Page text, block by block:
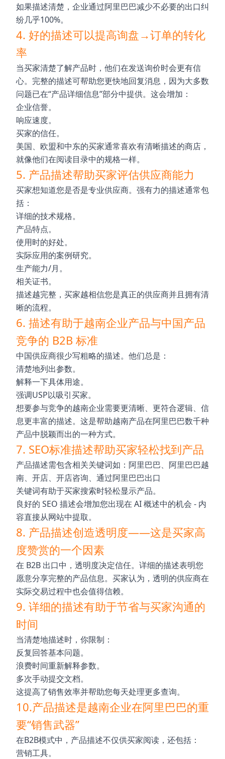
如果描述清楚，企业通过阿里巴巴减少不必要的出口纠
纷几乎100%。
4. 好的描述可以提高询盘→订单的转化
率
当买家清楚了解产品时，他们在发送询价时会更有信
心。完整的描述可帮助您更快地回复消息，因为大多数
问题已在“产品详细信息”部分中提供。这会增加：
企业信誉。
响应速度。
买家的信任。
美国、欧盟和中东的买家通常喜欢有清晰描述的商店，
就像他们在阅读目录中的规格一样。
5. 产品描述帮助买家评估供应商能力
买家想知道您是否是专业供应商。强有力的描述通常包
括：
详细的技术规格。
产品特点。
使用时的好处。
实际应用的案例研究。
生产能力/月。
相关证书。
描述越完整，买家越相信您是真正的供应商并且拥有清
晰的流程。
6. 描述有助于越南企业产品与中国产品
竞争的 B2B 标准
中国供应商很少写粗略的描述。他们总是：
清楚地列出参数。
解释一下具体用途。
强调USP以吸引买家。
想要参与竞争的越南企业需要更清晰、更符合逻辑、信
息更丰富的描述。这是帮助越南产品在阿里巴巴数千种
产品中脱颖而出的一种方式。
7. SEO标准描述帮助买家轻松找到产品
产品描述需包含相关关键词如：阿里巴巴、阿里巴巴越
南、开店、开店咨询、通过阿里巴巴出口
关键词有助于买家搜索时轻松显示产品。
良好的 SEO 描述会增加您出现在 AI 概述中的机会 - 内
容直接从网站中提取。
8. 产品描述创造透明度——这是买家高
度赞赏的一个因素
在 B2B 出口中，透明度决定信任。详细的描述表明您
愿意分享完整的产品信息。买家认为，透明的供应商在
实际交易过程中也会值得信赖。
9. 详细的描述有助于节省与买家沟通的
时间
当清楚地描述时，你限制：
反复回答基本问题。
浪费时间重新解释参数。
多次手动提交文档。
这提高了销售效率并帮助您每天处理更多查询。
10.产品描述是越南企业在阿里巴巴的重
要“销售武器”
在B2B模式中，产品描述不仅供买家阅读，还包括：
营销工具。